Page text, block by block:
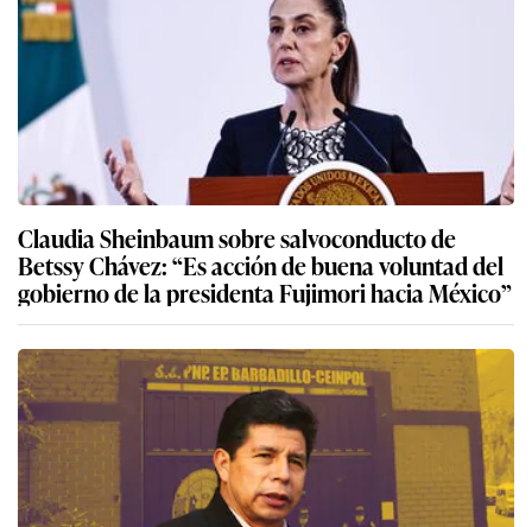
Claudia Sheinbaum sobre salvoconducto de
Betssy Chávez: “Es acción de buena voluntad del
gobierno de la presidenta Fujimori hacia México”